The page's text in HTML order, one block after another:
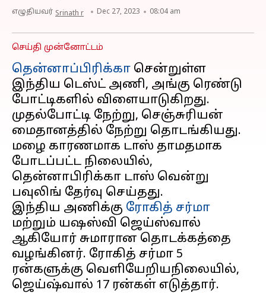
எழுதியவர் Srinath r Dec 27, 2023 08:04 am
செய்தி முன்னோட்டம்
தென்னாப்பிரிக்கா சென்றுள்ள
இந்திய டெஸ்ட் அணி, அங்கு ரெண்டு
போட்டிகளில் விளையாடுகிறது.
முதல்போட்டி நேற்று, செஞ்சுரியன்
மைதானத்தில் நேற்று தொடங்கியது.
மழை காரணமாக டாஸ் தாமதமாக
போடப்பட்ட நிலையில்,
தென்னாபிரிக்கா டாஸ் வென்று
பவுலிங் தேர்வு செய்தது.
இந்திய அணிக்கு ரோகித் சர்மா
மற்றும் யஷஸ்வி ஜெய்ஸ்வால்
ஆகியோர் சுமாரான தொடக்கத்தை
வழங்கினர். ரோகித் சர்மா 5
ரன்களுக்கு வெளியேறியநிலையில்,
ஜெய்ஷ்வால் 17 ரன்கள் எடுத்தார்.